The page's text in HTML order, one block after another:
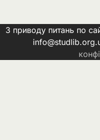
З приводу питань по